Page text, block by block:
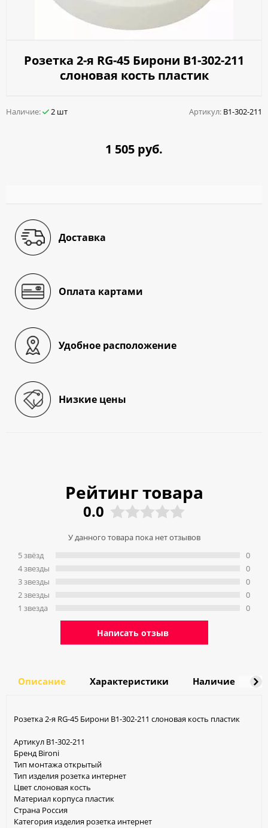
Розетка 2-я RG-45 Бирони B1-302-211
cлоновая кость пластик
Наличие: 2 шт Артикул: B1-302-211
1 505 руб.
Доставка
Оплата картами
Удобное расположение
Низкие цены
Рейтинг товара
0.0
У данного товара пока нет отзывов
5 звёзд
4 звeзды
3 звeзды
2 звeзды
1 звeзда
0
0
0
0
0
Написать отзыв
Описание Характеристики Наличие
Розетка 2-я RG-45 Бирони B1-302-211 cлоновая кость пластик
Артикул B1-302-211
Бренд Bironi
Тип монтажа открытый
Тип изделия розетка интернет
Цвет слоновая кость
Материал корпуса пластик
Страна Россия
Категория изделия розетка интернет